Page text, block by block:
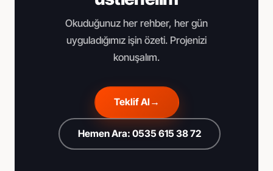
Okuduğunuz her rehber, her gün
uyguladığımız işin özeti. Projenizi
konuşalım.
Teklif Al →
Hemen Ara: 0535 615 38 72